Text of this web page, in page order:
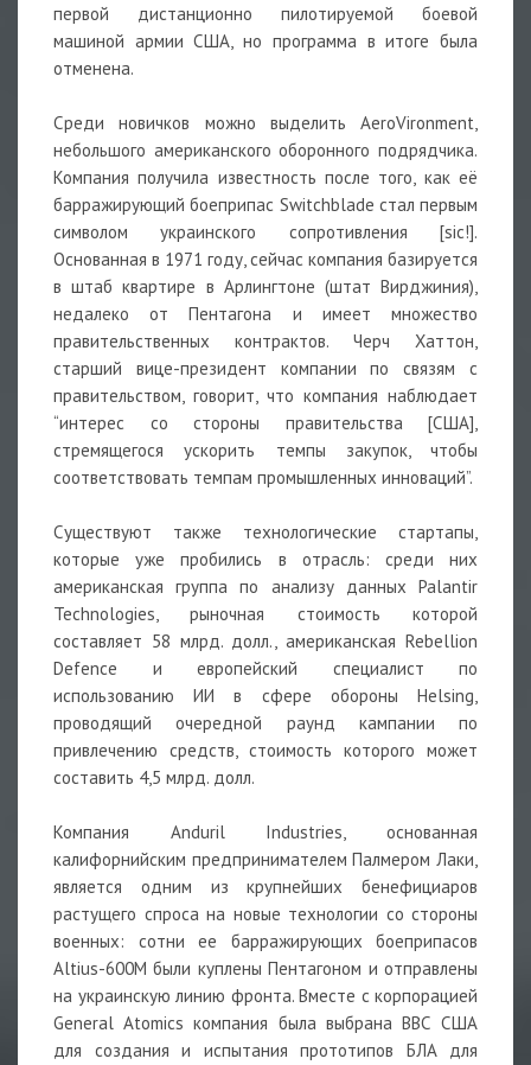
первой дистанционно пилотируемой боевой
машиной армии США, но программа в итоге была
отменена.
Среди новичков можно выделить AeroVironment,
небольшого американского оборонного подрядчика.
Компания получила известность после того, как её
барражирующий боеприпас Switchblade стал первым
символом украинского сопротивления [sic!].
Основанная в 1971 году, сейчас компания базируется
в штаб квартире в Арлингтоне (штат Вирджиния),
недалеко от Пентагона и имеет множество
правительственных контрактов. Черч Хаттон,
старший вице-президент компании по связям с
правительством, говорит, что компания наблюдает
“интерес со стороны правительства [США],
стремящегося ускорить темпы закупок, чтобы
соответствовать темпам промышленных инноваций”.
Существуют также технологические стартапы,
которые уже пробились в отрасль: среди них
американская группа по анализу данных Palantir
Technologies, рыночная стоимость которой
составляет 58 млрд. долл., американская Rebellion
Defence и европейский специалист по
использованию ИИ в сфере обороны Helsing,
проводящий очередной раунд кампании по
привлечению средств, стоимость которого может
составить 4,5 млрд. долл.
Компания Anduril Industries, основанная
калифорнийским предпринимателем Палмером Лаки,
является одним из крупнейших бенефициаров
растущего спроса на новые технологии со стороны
военных: сотни ее барражирующих боеприпасов
Altius-600M были куплены Пентагоном и отправлены
на украинскую линию фронта. Вместе с корпорацией
General Atomics компания была выбрана ВВС США
для создания и испытания прототипов БЛА для